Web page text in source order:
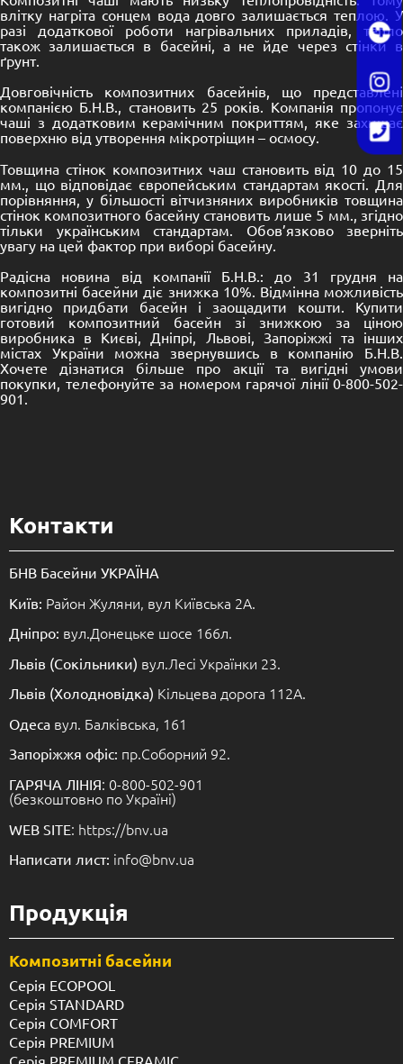
влітку нагріта сонцем вода довго залишається теплою. У
разі додаткової роботи нагрівальних приладів, тепло
також залишається в басейні, а не йде через стінки в
ґрунт.
Довговічність композитних басейнів, що представлені
компанією Б.Н.В., становить 25 років. Компанія пропонує
чаші з додатковим керамічним покриттям, яке захищає
поверхню від утворення мікротріщин – осмосу.
Товщина стінок композитних чаш становить від 10 до 15
мм., що відповідає європейським стандартам якості. Для
порівняння, у більшості вітчизняних виробників товщина
стінок композитного басейну становить лише 5 мм., згідно
тільки українським стандартам. Обов’язково зверніть
увагу на цей фактор при виборі басейну.
Радісна новина від компанії Б.Н.В.: до 31 грудня на
композитні басейни діє знижка 10%. Відмінна можливість
вигідно придбати басейн і заощадити кошти. Купити
готовий композитний басейн зі знижкою за ціною
виробника в Києві, Дніпрі, Львові, Запоріжжі та інших
містах України можна звернувшись в компанію Б.Н.В.
Хочете дізнатися більше про акції та вигідні умови
покупки, телефонуйте за номером гарячої лінії 0-800-502-
901.
Контакти
БНВ Басейни УКРАЇНА
Київ: Район Жуляни, вул Київська 2А.
Дніпро: вул.Донецьке шосе 166л.
Львів (Сокільники) вул.Лесі Українки 23.
Львів (Холодновідка) Кільцева дорога 112А.
Одеса вул. Балківська, 161
Запоріжжя офіс: пр.Соборний 92.
ГАРЯЧА ЛІНІЯ: 0-800-502-901
(безкоштовно по Україні)
WEB SITE: https://bnv.ua
Написати лист: info@bnv.ua
Продукція
Композитні басейни
Серія ECOPOOL
Серія STANDARD
Серія COMFORT
Серія PREMIUM
Серія PREMIUM CERAMIC